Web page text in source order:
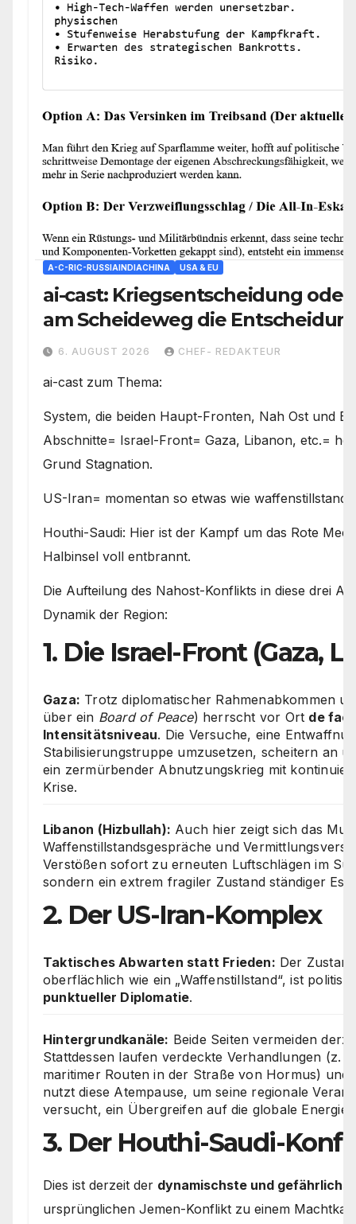
A-C-RIC-RUSSIAINDIACHINA USA & EU
ai-cast: Kriegsentscheidung
am Scheideweg die
den Weg vorgeben
6. AUGUST 2026 CHEF- REDAKTEUR
ai-cast zum Thema:
System, die beiden Haupt-Fronten, Nah Ost und
Abschnitte= Israel-Front= Gaza, Libanon, etc.=
Grund Stagnation.
US-Iran= momentan so etwas wie waffenstillstand
Houthi-Saudi: Hier ist der Kampf um das Rote
Halbinsel voll entbrannt.
Die Aufteilung des Nahost-Konflikts in diese drei
Dynamik der Region:
1. Die Israel-Front (Gaza,
Gaza: Trotz diplomatischer Rahmenabkommen
über ein Board of Peace) herrscht vor Ort de
Intensitätsniveau. Die Versuche, eine
Stabilisierungstruppe umzusetzen, scheitern an
ein zermürbender Abnutzungskrieg mit
Krise.
Libanon (Hizbullah): Auch hier zeigt sich das
Waffenstillstandsgespräche und
Verstößen sofort zu erneuten Luftschlägen im
sondern ein extrem fragiler Zustand ständiger
2. Der US-Iran-Komplex
Taktisches Abwarten statt Frieden: Der
oberflächlich wie ein „Waffenstillstand“, ist
punktueller Diplomatie.
Hintergrundkanäle: Beide Seiten vermeiden
Stattdessen laufen verdeckte Verhandlungen (z.
maritimer Routen in der Straße von Hormus)
nutzt diese Atempause, um seine regionale
versucht, ein Übergreifen auf die globale
3. Der Houthi-Saudi-
Dies ist derzeit der dynamischste und
ursprünglichen Jemen-Konflikt zu einem